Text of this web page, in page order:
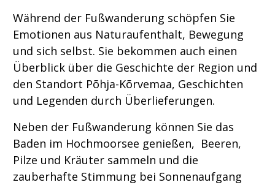
Während der Fußwanderung schöpfen Sie
Emotionen aus Naturaufenthalt, Bewegung
und sich selbst. Sie bekommen auch einen
Überblick über die Geschichte der Region und
den Standort Põhja-Kõrvemaa, Geschichten
und Legenden durch Überlieferungen.
Neben der Fußwanderung können Sie das
Baden im Hochmoorsee genießen, Beeren,
Pilze und Kräuter sammeln und die
zauberhafte Stimmung bei Sonnenaufgang